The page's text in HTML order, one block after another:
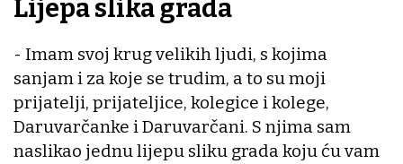
Lijepa slika grada
- Imam svoj krug velikih ljudi, s kojima
sanjam i za koje se trudim, a to su moji
prijatelji, prijateljice, kolegice i kolege,
Daruvarčanke i Daruvarčani. S njima sam
naslikao jednu lijepu sliku grada koju ću vam